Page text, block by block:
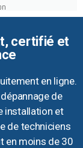
certifié et
en ligne.
de
installation et
de techniciens
en moins de 30